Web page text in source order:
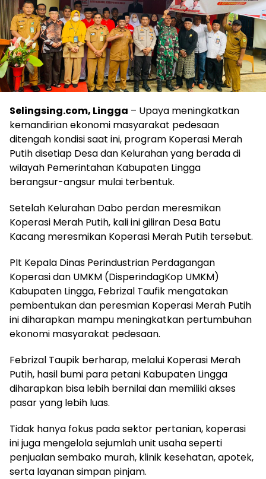
Selingsing.com, Lingga – Upaya meningkatkan
kemandirian ekonomi masyarakat pedesaan
ditengah kondisi saat ini, program Koperasi Merah
Putih disetiap Desa dan Kelurahan yang berada di
wilayah Pemerintahan Kabupaten Lingga
berangsur-angsur mulai terbentuk.
Setelah Kelurahan Dabo perdan meresmikan
Koperasi Merah Putih, kali ini giliran Desa Batu
Kacang meresmikan Koperasi Merah Putih tersebut.
Plt Kepala Dinas Perindustrian Perdagangan
Koperasi dan UMKM (DisperindagKop UMKM)
Kabupaten Lingga, Febrizal Taufik mengatakan
pembentukan dan peresmian Koperasi Merah Putih
ini diharapkan mampu meningkatkan pertumbuhan
ekonomi masyarakat pedesaan.
Febrizal Taupik berharap, melalui Koperasi Merah
Putih, hasil bumi para petani Kabupaten Lingga
diharapkan bisa lebih bernilai dan memiliki akses
pasar yang lebih luas.
Tidak hanya fokus pada sektor pertanian, koperasi
ini juga mengelola sejumlah unit usaha seperti
penjualan sembako murah, klinik kesehatan, apotek,
serta layanan simpan pinjam.